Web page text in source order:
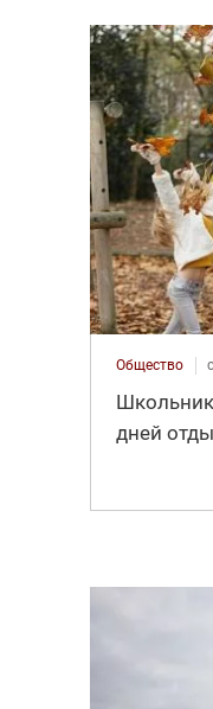
Общество
дней